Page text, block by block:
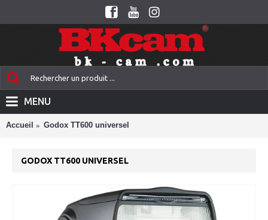
MENU
Accueil Godox TT600 universel
GODOX TT600 UNIVERSEL